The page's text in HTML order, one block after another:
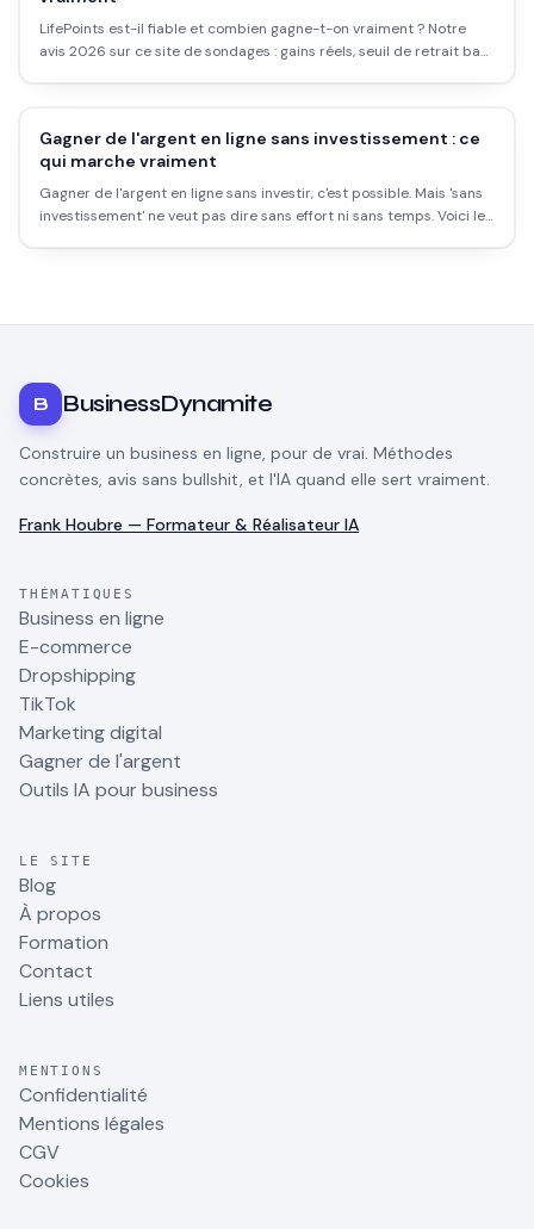
LifePoints est-il fiable et combien gagne-t-on vraiment ? Notre
avis 2026 sur ce site de sondages : gains réels, seuil de retrait bas
Gagner de l'argent en ligne sans investissement : ce
qui marche vraiment
Gagner de l'argent en ligne sans investir, c'est possible. Mais 'sans
investissement' ne veut pas dire sans effort ni sans temps. Voici les
B BusinessDynamite
Construire un business en ligne, pour de vrai. Méthodes
concrètes, avis sans bullshit, et l'IA quand elle sert vraiment.
Frank Houbre — Formateur & Réalisateur IA
THÉMATIQUES
Business en ligne
E-commerce
Dropshipping
TikTok
Marketing digital
Gagner de l'argent
Outils IA pour business
LE SITE
Blog
À propos
Formation
Contact
Liens utiles
MENTIONS
Confidentialité
Mentions légales
CGV
Cookies